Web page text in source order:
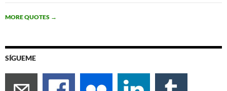
MORE QUOTES →
SÍGUEME